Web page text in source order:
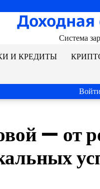
Доходная
Система
И КРЕДИТЫ
Войти
— от